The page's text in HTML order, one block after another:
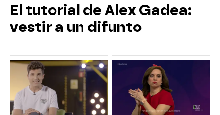
El tutorial de Alex Gadea:
vestir a un difunto